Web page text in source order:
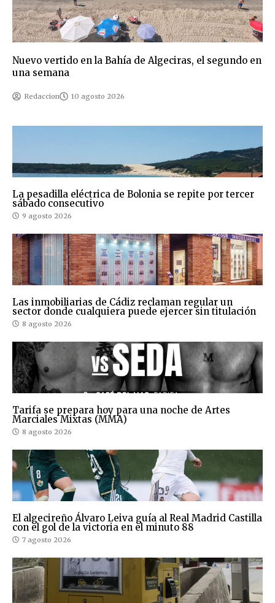
Nuevo vertido en la Bahía de Algeciras, el segundo en
una semana
Redaccion 10 agosto 2026
La pesadilla eléctrica de Bolonia se repite por tercer
sábado consecutivo
9 agosto 2026
Las inmobiliarias de Cádiz reclaman regular un
sector donde cualquiera puede ejercer sin titulación
8 agosto 2026
Tarifa se prepara hoy para una noche de Artes
Marciales Mixtas (MMA)
8 agosto 2026
El algecireño Álvaro Leiva guía al Real Madrid Castilla
con el gol de la victoria en el minuto 88
7 agosto 2026